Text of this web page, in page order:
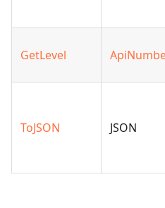
GetLevel
ToJSON JSON